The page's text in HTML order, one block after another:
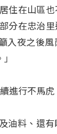
住在山區也
分在忠治
入夜之後
進行不馬虎
油料、還